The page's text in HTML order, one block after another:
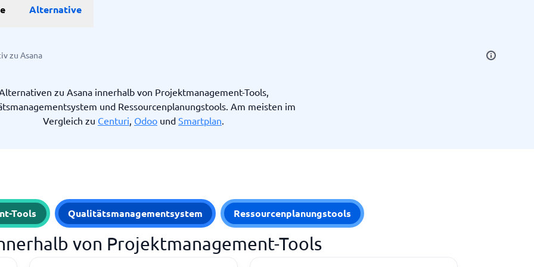
Alternative
zu Asana
zu Asana innerhalb von Projektmanagement-Tools,
und Ressourcenplanungstools. Am meisten im
Vergleich zu Centuri, Odoo und Smartplan.
Tools Qualitätsmanagementsystem Ressourcenplanungstools
von Projektmanagement-Tools